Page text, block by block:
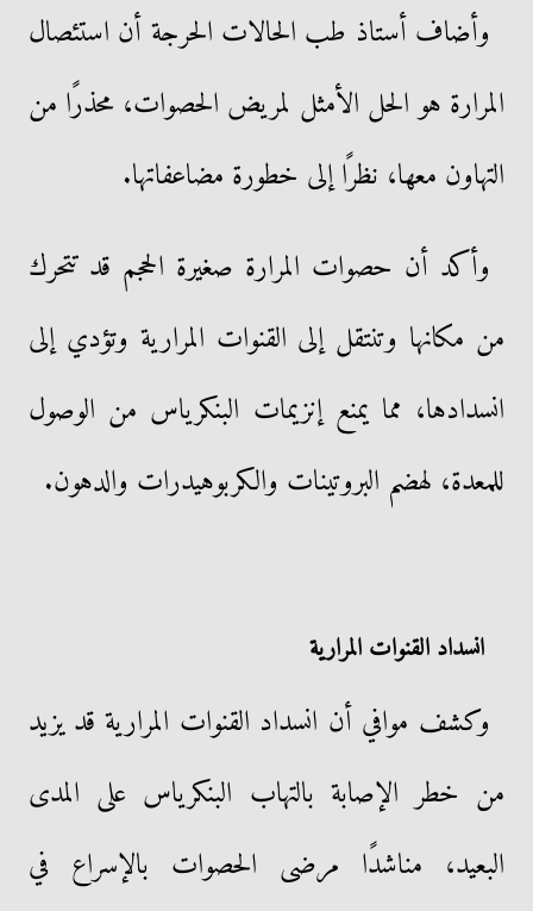
وأضاف أستاذ طب الحالات الحرجة أن استئصال
المرارة هو الحل الأمثل لمريض الحصوات، محذرًا من
التهاون معها، نظرًا إلى خطورة مضاعفاتها.
وأكد أن حصوات المرارة صغيرة الحجم قد تتحرك
من مكانها وتنتقل إلى القنوات المرارية وتؤدي إلى
انسدادها، مما يمنع إنزيمات البنكرياس من الوصول
للمعدة، لهضم البروتينات والكربوهيدرات والدهون.
انسداد القنوات المرارية
وكشف موافي أن انسداد القنوات المرارية قد يزيد
من خطر الإصابة بالتهاب البنكرياس على المدى
البعيد، مناشدًا مرضى الحصوات بالإسراع في